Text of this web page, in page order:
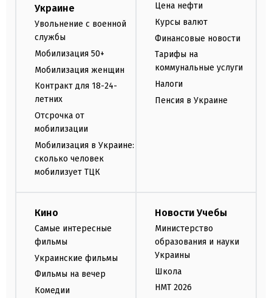
Украине
Увольнение с военной
службы
Мобилизация 50+
Мобилизация женщин
Контракт для 18-24-
летних
Отсрочка от
мобилизации
Мобилизация в Украине:
сколько человек
мобилизует ТЦК
Цена нефти
Курсы валют
Финансовые новости
Тарифы на
коммунальные услуги
Налоги
Пенсия в Украине
Кино
Самые интересные
фильмы
Украинские фильмы
Фильмы на вечер
Комедии
Новости Учебы
Министерство
образования и науки
Украины
Школа
НМТ 2026